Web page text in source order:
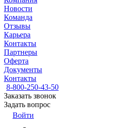
Новости
Команда
Отзывы
Карьера
Контакты
Партнеры
Оферта
Документы
Контакты
8-800-250-43-50
Заказать звонок
Задать вопрос
Войти